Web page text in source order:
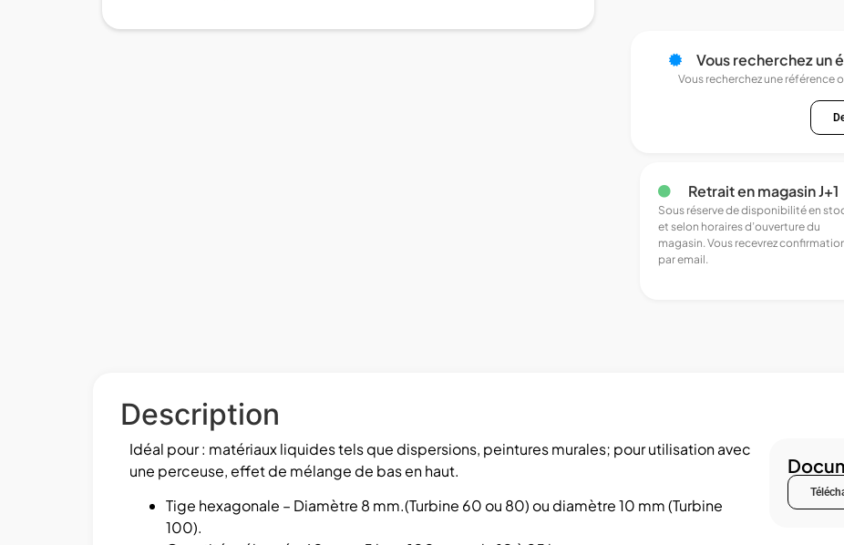
Vous recherchez un
Vous recherchez une référence
Retrait en magasin J+1
Sous réserve de disponibilité en
et selon horaires d’ouverture du
magasin. Vous recevrez
par email.
Description
Idéal pour : matériaux liquides tels que dispersions, peintures murales; pour utilisation avec
une perceuse, effet de mélange de bas en haut.
Tige hexagonale – Diamètre 8 mm.(Turbine 60 ou 80) ou diamètre 10 mm (Turbine
100).